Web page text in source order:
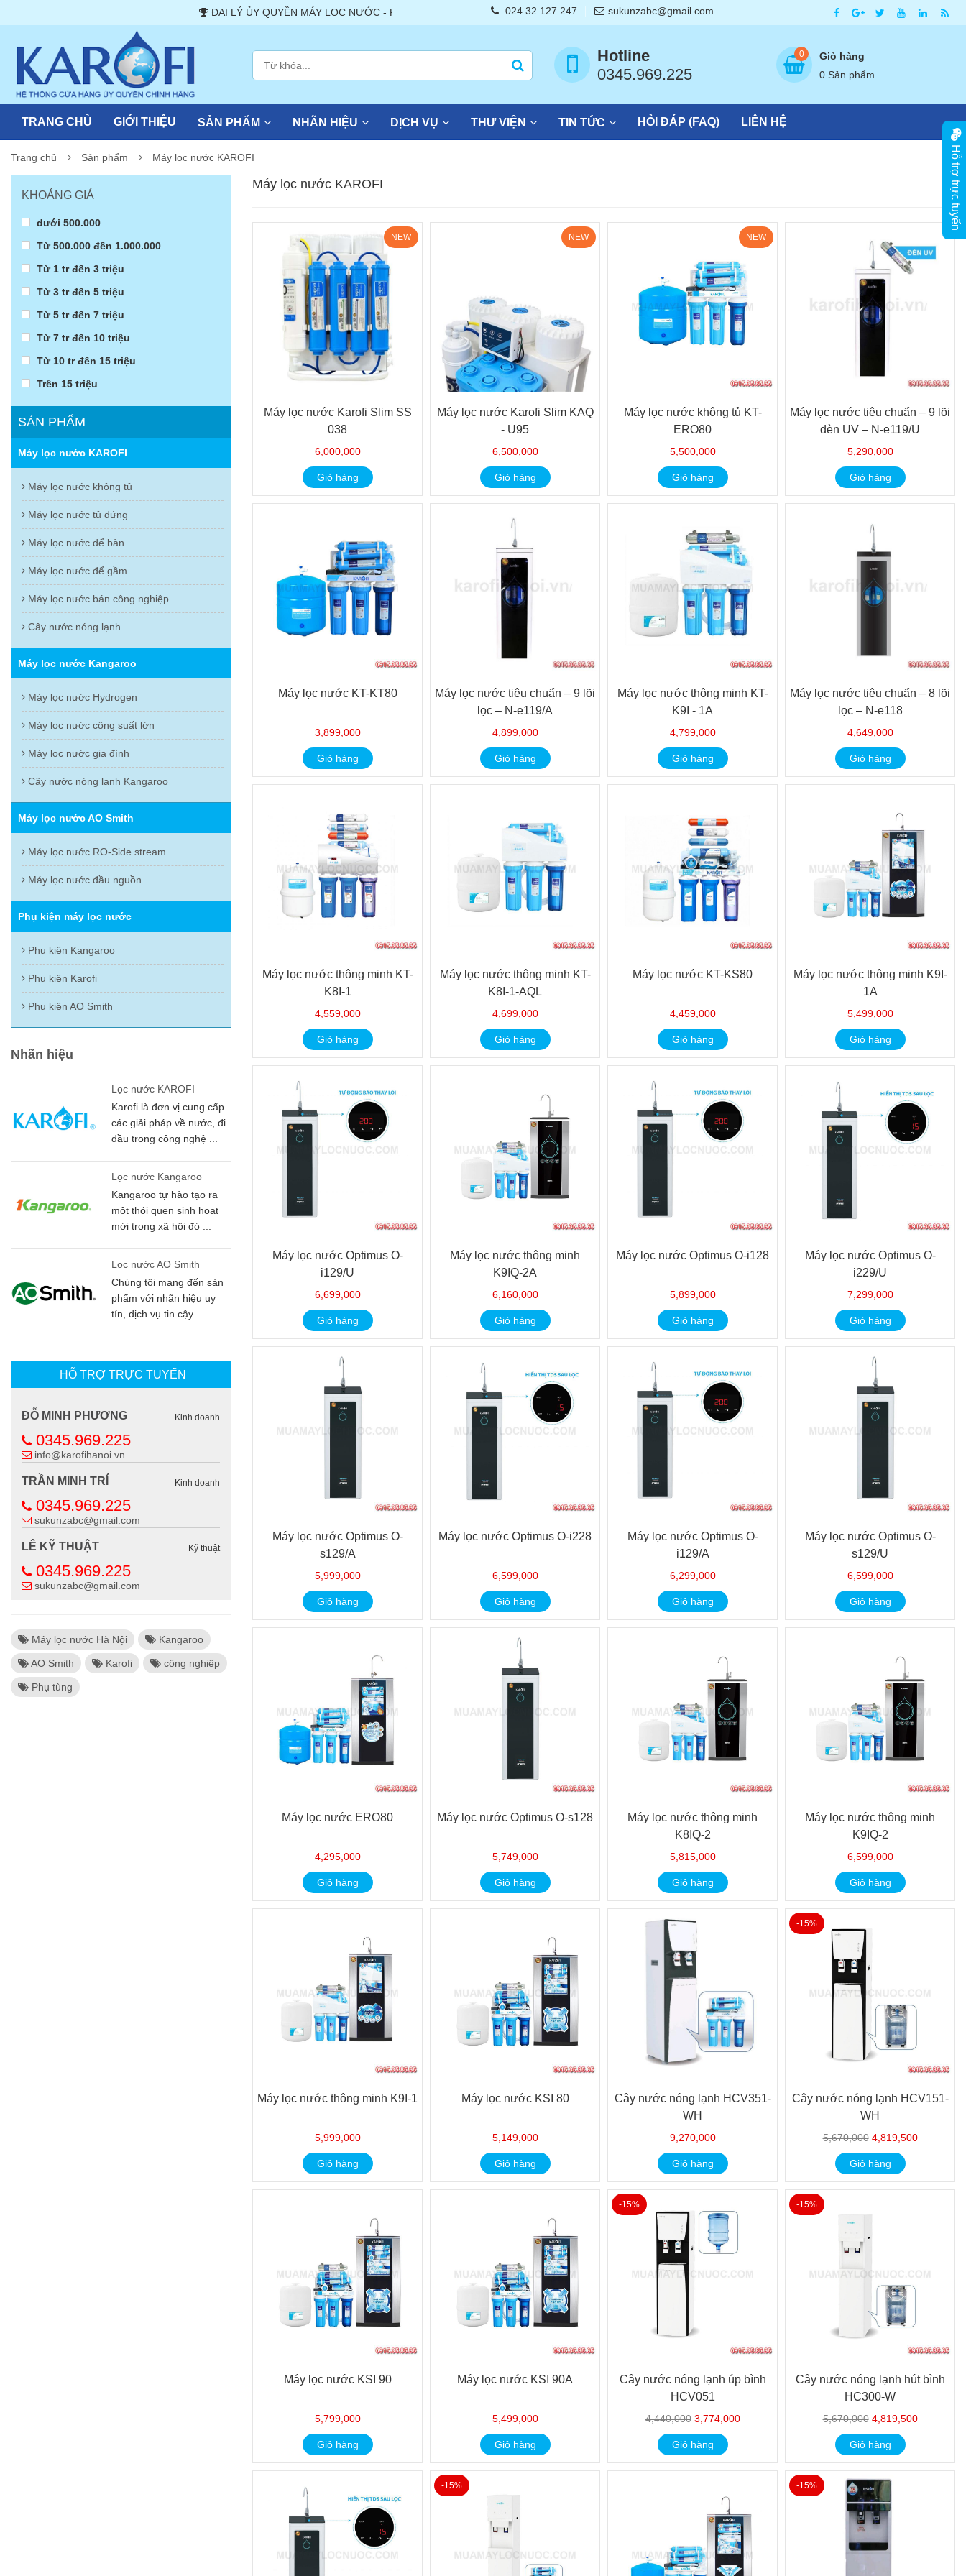
ĐẠI LÝ ỦY QUYỀN MÁY LỌC NƯỚC - Karofi - Kangaroo - AO Smith chính hãng giá tốt nhất thị trường Hà Nội
024.32.127.247 sukunzabc@gmail.com
Hotline
0345.969.225
0
Giỏ hàng
0 Sản phẩm
TRANG CHỦ GIỚI THIỆU SẢN PHẨM NHÃN HIỆU DỊCH VỤ THƯ VIỆN TIN TỨC HỎI ĐÁP (FAQ) LIÊN HỆ
Trang chủ Sản phẩm Máy lọc nước KAROFI
KHOẢNG GIÁ
dưới 500.000
Từ 500.000 đến 1.000.000
Từ 1 tr đến 3 triệu
Từ 3 tr đến 5 triệu
Từ 5 tr đến 7 triệu
Từ 7 tr đến 10 triệu
Từ 10 tr đến 15 triệu
Trên 15 triệu
SẢN PHẨM
Máy lọc nước KAROFI
Máy lọc nước không tủ
Máy lọc nước tủ đứng
Máy lọc nước để bàn
Máy lọc nước để gầm
Máy lọc nước bán công nghiệp
Cây nước nóng lạnh
Máy lọc nước Kangaroo
Máy lọc nước Hydrogen
Máy lọc nước công suất lớn
Máy lọc nước gia đình
Cây nước nóng lạnh Kangaroo
Máy lọc nước AO Smith
Máy lọc nước RO-Side stream
Máy lọc nước đầu nguồn
Phụ kiện máy lọc nước
Phụ kiện Kangaroo
Phụ kiện Karofi
Phụ kiện AO Smith
Nhãn hiệu
Lọc nước KAROFI
Karofi là đơn vị cung cấp
các giải pháp về nước, đi
đầu trong công nghệ ...
Lọc nước Kangaroo
Kangaroo tự hào tạo ra
một thói quen sinh hoạt
mới trong xã hội đó ...
Lọc nước AO Smith
Chúng tôi mang đến sản
phẩm với nhãn hiệu uy
tín, dịch vụ tin cậy ...
HỖ TRỢ TRỰC TUYẾN
ĐỖ MINH PHƯƠNG Kinh doanh
0345.969.225
info@karofihanoi.vn
TRẦN MINH TRÍ Kinh doanh
0345.969.225
sukunzabc@gmail.com
LÊ KỸ THUẬT Kỹ thuật
0345.969.225
sukunzabc@gmail.com
Máy lọc nước Hà Nội Kangaroo
AO Smith Karofi công nghiệp
Phụ tùng
Máy lọc nước KAROFI
NEW
Máy lọc nước Karofi Slim SS
038
6,000,000
Giỏ hàng
NEW
Máy lọc nước Karofi Slim KAQ
- U95
6,500,000
Giỏ hàng
NEW
Máy lọc nước không tủ KT-
ERO80
5,500,000
Giỏ hàng
Máy lọc nước tiêu chuẩn – 9 lõi
đèn UV – N-e119/U
5,290,000
Giỏ hàng
Máy lọc nước KT-KT80
3,899,000
Giỏ hàng
Máy lọc nước tiêu chuẩn – 9 lõi
lọc – N-e119/A
4,899,000
Giỏ hàng
Máy lọc nước thông minh KT-
K9I - 1A
4,799,000
Giỏ hàng
Máy lọc nước tiêu chuẩn – 8 lõi
lọc – N-e118
4,649,000
Giỏ hàng
Máy lọc nước thông minh KT-
K8I-1
4,559,000
Giỏ hàng
Máy lọc nước thông minh KT-
K8I-1-AQL
4,699,000
Giỏ hàng
Máy lọc nước KT-KS80
4,459,000
Giỏ hàng
Máy lọc nước thông minh K9I-
1A
5,499,000
Giỏ hàng
Máy lọc nước Optimus O-
i129/U
6,699,000
Giỏ hàng
Máy lọc nước thông minh
K9IQ-2A
6,160,000
Giỏ hàng
Máy lọc nước Optimus O-i128
5,899,000
Giỏ hàng
Máy lọc nước Optimus O-
i229/U
7,299,000
Giỏ hàng
Máy lọc nước Optimus O-
s129/A
5,999,000
Giỏ hàng
Máy lọc nước Optimus O-i228
6,599,000
Giỏ hàng
Máy lọc nước Optimus O-
i129/A
6,299,000
Giỏ hàng
Máy lọc nước Optimus O-
s129/U
6,599,000
Giỏ hàng
Máy lọc nước ERO80
4,295,000
Giỏ hàng
Máy lọc nước Optimus O-s128
5,749,000
Giỏ hàng
Máy lọc nước thông minh
K8IQ-2
5,815,000
Giỏ hàng
Máy lọc nước thông minh
K9IQ-2
6,599,000
Giỏ hàng
Máy lọc nước thông minh K9I-1
5,999,000
Giỏ hàng
Máy lọc nước KSI 80
5,149,000
Giỏ hàng
Cây nước nóng lạnh HCV351-
WH
9,270,000
Giỏ hàng
-15%
Cây nước nóng lạnh HCV151-
WH
5,670,0004,819,500
Giỏ hàng
Máy lọc nước KSI 90
5,799,000
Giỏ hàng
Máy lọc nước KSI 90A
5,499,000
Giỏ hàng
-15%
Cây nước nóng lạnh úp bình
HCV051
4,440,0003,774,000
Giỏ hàng
-15%
Cây nước nóng lạnh hút bình
HC300-W
5,670,0004,819,500
Giỏ hàng
-15% -15%
Hỗ trợ trực tuyến